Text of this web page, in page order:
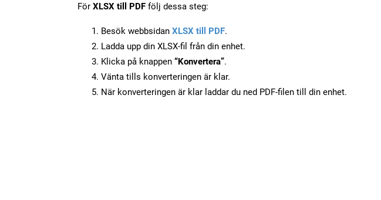
För XLSX till PDF följ dessa steg:
Besök webbsidan XLSX till PDF.
Ladda upp din XLSX-fil från din enhet.
Klicka på knappen “Konvertera”.
Vänta tills konverteringen är klar.
När konverteringen är klar laddar du ned PDF-filen till din enhet.